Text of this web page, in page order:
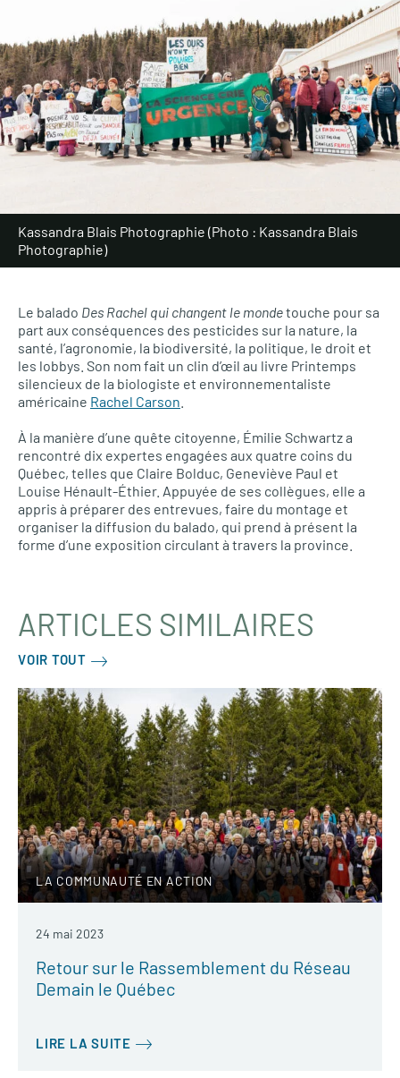
Kassandra Blais Photographie (Photo : Kassandra Blais
Photographie)
Le balado Des Rachel qui changent le mondetouche pour sa
part aux conséquences des pesticides sur la nature, la
santé, l’agronomie, la biodiversité, la politique, le droit et
les lobbys. Son nom fait un clin d’œil au livre Printemps
silencieux de la biologiste et environnementaliste
américaine Rachel Carson
À la manière d’une quête citoyenne, Émilie Schwartz a
rencontré dix expertes engagées aux quatre coins du
Québec, telles que Claire Bolduc, Geneviève Paul et
Louise Hénault-Éthier. Appuyée de ses collègues, elle a
appris à préparer des entrevues, faire du montage et
organiser la diffusion du balado, qui prend à présent la
forme d’une exposition circulant à travers la province.
ARTICLES SIMILAIRES
VOIR TOUT
LA COMMUNAUTÉ EN ACTION
24 mai 2023
Retour sur le Rassemblement du Réseau
Demain le Québec
LIRE LA SUITE